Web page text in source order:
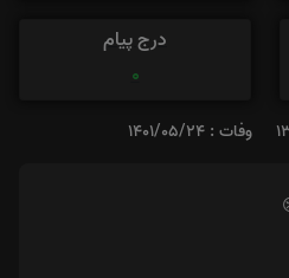
درج پیام
0
وفات : 1401/05/24